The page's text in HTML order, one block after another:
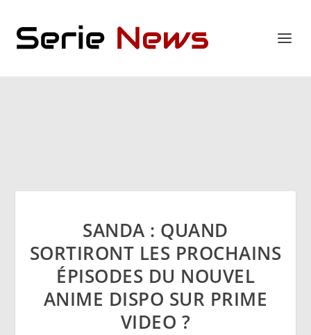
SANDA : QUAND
SORTIRONT LES PROCHAINS
ÉPISODES DU NOUVEL
ANIME DISPO SUR PRIME
VIDEO ?